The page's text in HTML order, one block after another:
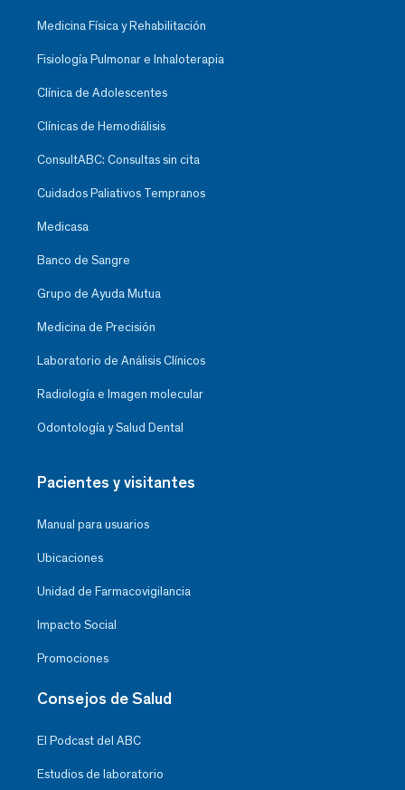
Medicina Física y Rehabilitación
Fisiología Pulmonar e Inhaloterapia
Clínica de Adolescentes
Clínicas de Hemodiálisis
ConsultABC: Consultas sin cita
Cuidados Paliativos Tempranos
Medicasa
Banco de Sangre
Grupo de Ayuda Mutua
Medicina de Precisión
Laboratorio de Análisis Clínicos
Radiología e Imagen molecular
Odontología y Salud Dental
Pacientes y visitantes
Manual para usuarios
Ubicaciones
Unidad de Farmacovigilancia
Impacto Social
Promociones
Consejos de Salud
El Podcast del ABC
Estudios de laboratorio